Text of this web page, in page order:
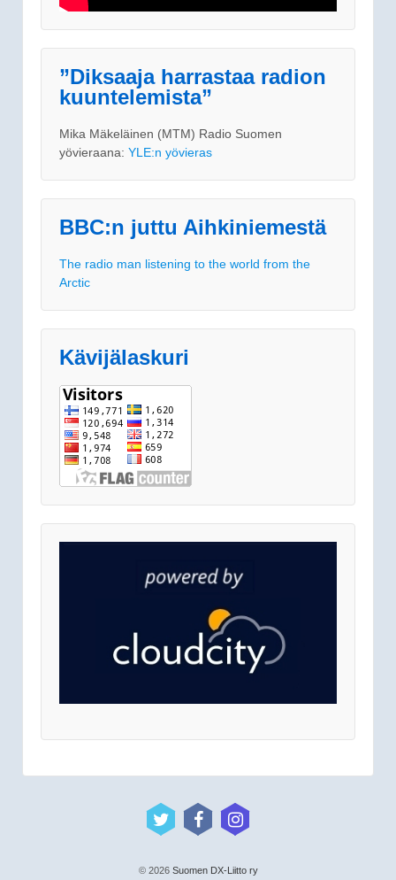
”Diksaaja harrastaa radion
kuuntelemista”
Mika Mäkeläinen (MTM) Radio Suomen
yövieraana: YLE:n yövieras
BBC:n juttu Aihkiniemestä
The radio man listening to the world from the
Arctic
Kävijälaskuri
© 2026Suomen DX-Liitto ry